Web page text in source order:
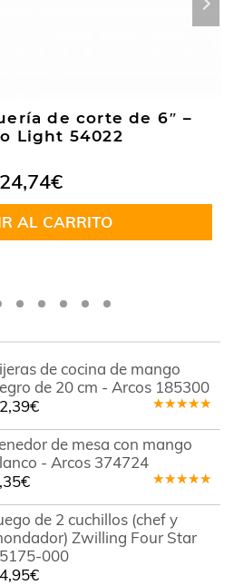
de corte de 6″ –
Light 54022
24,74€
AL CARRITO
de cocina de mango
de 20 cm - Arcos 185300
en5.00de
5
€
de mesa con mango
- Arcos 374724
en5.00de
5
€
de 2 cuchillos (chef y
Zwilling Four Star
000
€